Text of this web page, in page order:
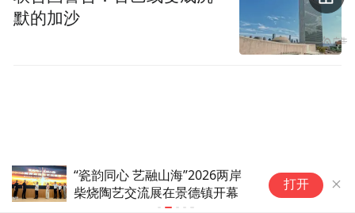
诗人王家新：很早就认定诗歌是
一生的事丨阅读日·诗人专访
打开
默的加沙